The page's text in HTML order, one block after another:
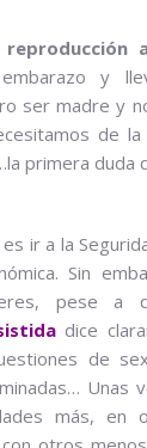
reproducción
y
ser madre y
de la
primera duda
ir a la
Sin
pese a
dice
de
Unas
más, en